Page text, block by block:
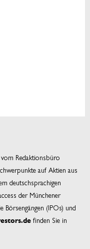
Redaktionsbüro
auf Aktien aus
deutschsprachigen
der Münchener
Börsengängen (IPOs) und
finden Sie in